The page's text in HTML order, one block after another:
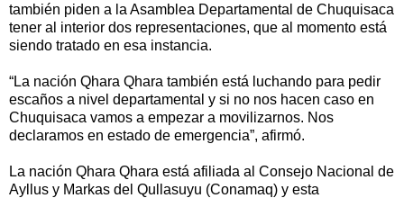
también piden a la Asamblea Departamental de Chuquisaca
tener al interior dos representaciones, que al momento está
siendo tratado en esa instancia.
“La nación Qhara Qhara también está luchando para pedir
escaños a nivel departamental y si no nos hacen caso en
Chuquisaca vamos a empezar a movilizarnos. Nos
declaramos en estado de emergencia”, afirmó.
La nación Qhara Qhara está afiliada al Consejo Nacional de
Ayllus y Markas del Qullasuyu (Conamaq) y esta